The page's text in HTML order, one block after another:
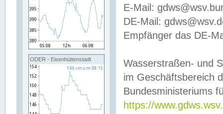
ODER - Eisenhüttenstadt
E-Mail:
DE-Mail:
Empfänger das DE-
Wasserstraßen- und
im Geschäftsbereich
Bundesministeriums
https://